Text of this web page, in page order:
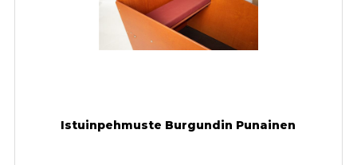
Istuinpehmuste Burgundin Punainen